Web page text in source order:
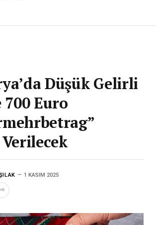
Düşük Gelirli
Euro
1 KASIM 2025